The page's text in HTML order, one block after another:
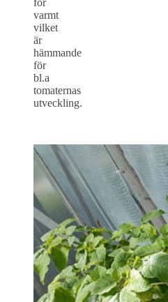
varmt
vilket
är
hämmande
för
bl.a
tomaternas
utveckling.